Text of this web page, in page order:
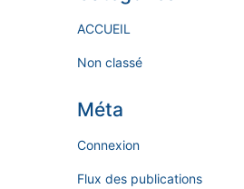
ACCUEIL
Non classé
Méta
Connexion
Flux des publications